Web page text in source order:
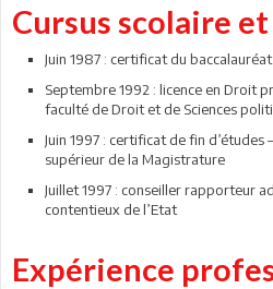
Cursus scolaire
Juin 1987 : certificat du
Septembre 1992 : licence en Droit
faculté de Droit et de Sciences
Juin 1997 : certificat de fin
supérieur de la Magistrature
Juillet 1997 : conseiller rapporteur
contentieux de l’Etat
Expérience